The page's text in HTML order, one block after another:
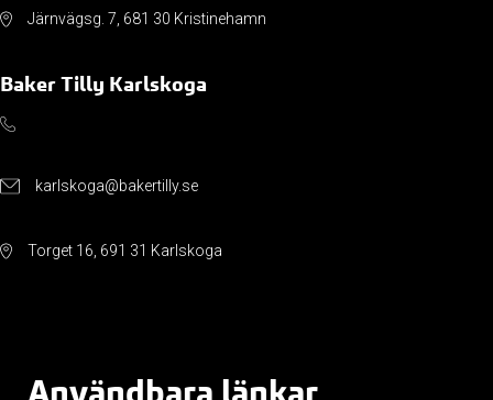
Järnvägsg. 7, 681 30 Kristinehamn
Baker Tilly Karlskoga
karlskoga@bakertilly.se
Torget 16, 691 31 Karlskoga